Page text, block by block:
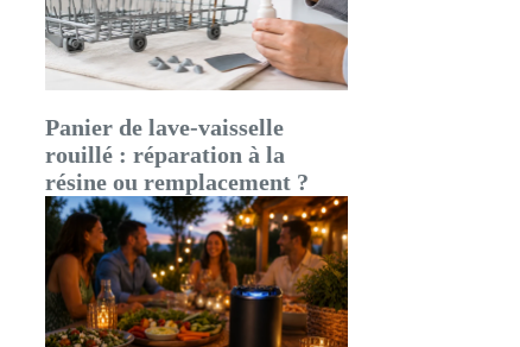
Panier de lave-vaisselle
rouillé : réparation à la
résine ou remplacement ?